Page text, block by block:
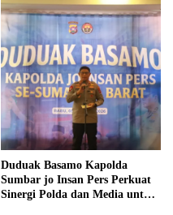
Duduak Basamo Kapolda
Sumbar jo Insan Pers Perkuat
Sinergi Polda dan Media untuk